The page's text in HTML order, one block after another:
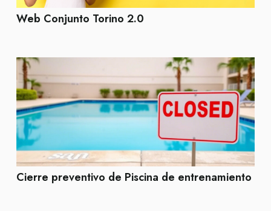
Web Conjunto Torino 2.0
Cierre preventivo de Piscina de entrenamiento